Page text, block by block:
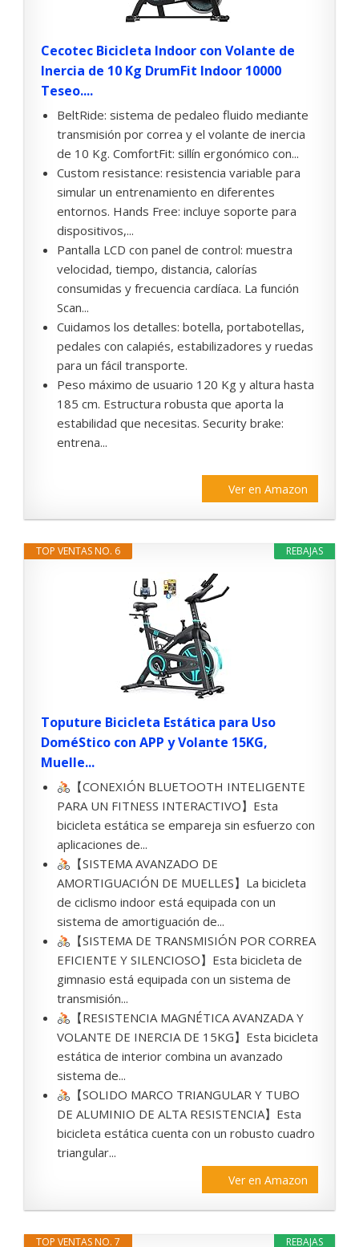
Cecotec Bicicleta Indoor con Volante de
Inercia de 10 Kg DrumFit Indoor 10000
Teseo....
BeltRide: sistema de pedaleo fluido mediante
transmisión por correa y el volante de inercia
de 10 Kg. ComfortFit: sillín ergonómico con...
Custom resistance: resistencia variable para
simular un entrenamiento en diferentes
entornos. Hands Free: incluye soporte para
dispositivos,...
Pantalla LCD con panel de control: muestra
velocidad, tiempo, distancia, calorías
consumidas y frecuencia cardíaca. La función
Scan...
Cuidamos los detalles: botella, portabotellas,
pedales con calapiés, estabilizadores y ruedas
para un fácil transporte.
Peso máximo de usuario 120 Kg y altura hasta
185 cm. Estructura robusta que aporta la
estabilidad que necesitas. Security brake:
entrena...
Ver en Amazon
REBAJAS
TOP VENTAS NO. 6
Toputure Bicicleta Estática para Uso
DoméStico con APP y Volante 15KG,
Muelle...
【CONEXIÓN BLUETOOTH INTELIGENTE
PARA UN FITNESS INTERACTIVO】Esta
bicicleta estática se empareja sin esfuerzo con
aplicaciones de...
【SISTEMA AVANZADO DE
AMORTIGUACIÓN DE MUELLES】La bicicleta
de ciclismo indoor está equipada con un
sistema de amortiguación de...
【SISTEMA DE TRANSMISIÓN POR CORREA
EFICIENTE Y SILENCIOSO】Esta bicicleta de
gimnasio está equipada con un sistema de
transmisión...
【RESISTENCIA MAGNÉTICA AVANZADA Y
VOLANTE DE INERCIA DE 15KG】Esta bicicleta
estática de interior combina un avanzado
sistema de...
【SOLIDO MARCO TRIANGULAR Y TUBO
DE ALUMINIO DE ALTA RESISTENCIA】Esta
bicicleta estática cuenta con un robusto cuadro
triangular...
Ver en Amazon
REBAJAS
TOP VENTAS NO. 7